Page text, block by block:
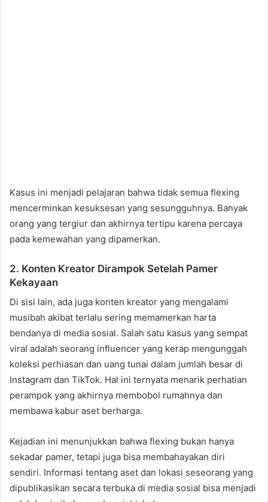
Kasus ini menjadi pelajaran bahwa tidak semua flexing
mencerminkan kesuksesan yang sesungguhnya. Banyak
orang yang tergiur dan akhirnya tertipu karena percaya
pada kemewahan yang dipamerkan.
2. Konten Kreator Dirampok Setelah Pamer
Kekayaan
Di sisi lain, ada juga konten kreator yang mengalami
musibah akibat terlalu sering memamerkan harta
bendanya di media sosial. Salah satu kasus yang sempat
viral adalah seorang influencer yang kerap mengunggah
koleksi perhiasan dan uang tunai dalam jumlah besar di
Instagram dan TikTok. Hal ini ternyata menarik perhatian
perampok yang akhirnya membobol rumahnya dan
membawa kabur aset berharga.
Kejadian ini menunjukkan bahwa flexing bukan hanya
sekadar pamer, tetapi juga bisa membahayakan diri
sendiri. Informasi tentang aset dan lokasi seseorang yang
dipublikasikan secara terbuka di media sosial bisa menjadi